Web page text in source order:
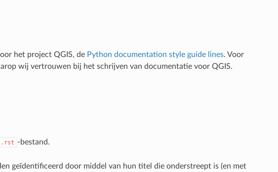
het project QGIS, de Python documentation style guide lines. Voor
wij vertrouwen bij het schrijven van documentatie voor QGIS.
.rst -bestand.
geïdentificeerd door middel van hun titel die onderstreept is (en met